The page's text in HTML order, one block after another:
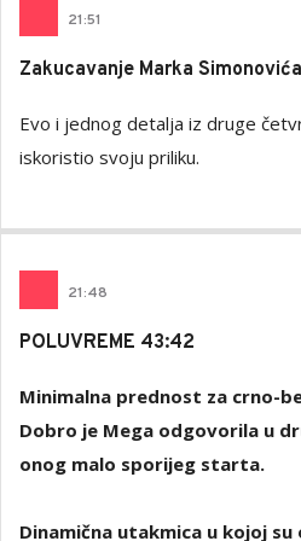
21:51
Zakucavanje Marka
Evo i jednog detalja iz druge
iskoristio svoju priliku.
21:48
POLUVREME 43:42
Minimalna prednost za crno-
Dobro je Mega odgovorila u
onog malo sporijeg starta.
Dinamična utakmica u kojoj